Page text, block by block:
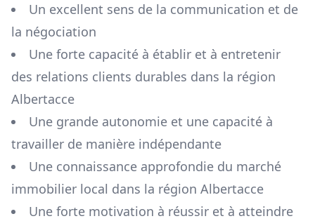
Un excellent sens de la communication et de
la négociation
Une forte capacité à établir et à entretenir
des relations clients durables dans la région
Albertacce
Une grande autonomie et une capacité à
travailler de manière indépendante
Une connaissance approfondie du marché
immobilier local dans la région Albertacce
Une forte motivation à réussir et à atteindre